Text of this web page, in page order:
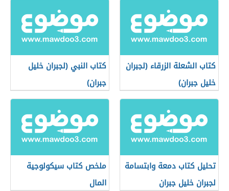
كتاب الشعلة الزرقاء (لجبران
خليل جبران)
كتاب النبي (لجبران خليل
جبران)
تحليل كتاب دمعة وابتسامة
لجبران خليل جبران
ملخص كتاب سيكولوجية
المال